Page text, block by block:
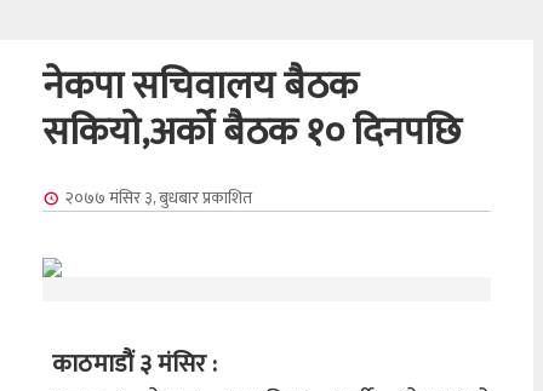
नेकपा सचिवालय बैठक
सकियो,अर्को बैठक १० दिनपछि
२०७७ मंसिर ३, बुधबारप्रकाशित
काठमाडौं ३ मंसिर :